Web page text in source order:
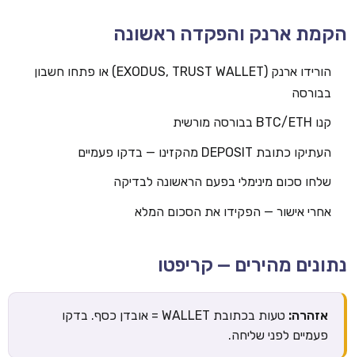
הקמת ארנק והפקדה ראשונה
הורידו ארנק (EXODUS, TRUST WALLET) או פתחו חשבון
בבורסה
קנו BTC/ETH בבורסה מורשית
העתיקו כתובת DEPOSIT מהקזינו — בדקו פעמיים
שלחו סכום מינימלי בפעם הראשונה לבדיקה
אחרי אישור — הפקידו את הסכום המלא
נתונים מהירים — קריפטו
אזהרה:
טעות בכתובת WALLET = אובדן כסף. בדקו
פעמיים לפני שליחה.